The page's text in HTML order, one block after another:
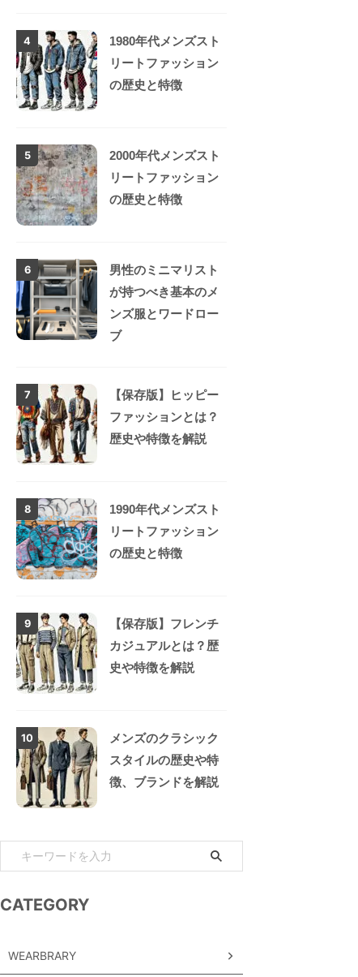
4
1980年代メンズスト
リートファッション
の歴史と特徴
5
2000年代メンズスト
リートファッション
の歴史と特徴
6
男性のミニマリスト
が持つべき基本のメ
ンズ服とワードロー
ブ
7
【保存版】ヒッピー
ファッションとは？
歴史や特徴を解説
8
1990年代メンズスト
リートファッション
の歴史と特徴
9
【保存版】フレンチ
カジュアルとは？歴
史や特徴を解説
10
メンズのクラシック
スタイルの歴史や特
徴、ブランドを解説
CATEGORY
WEARBRARY